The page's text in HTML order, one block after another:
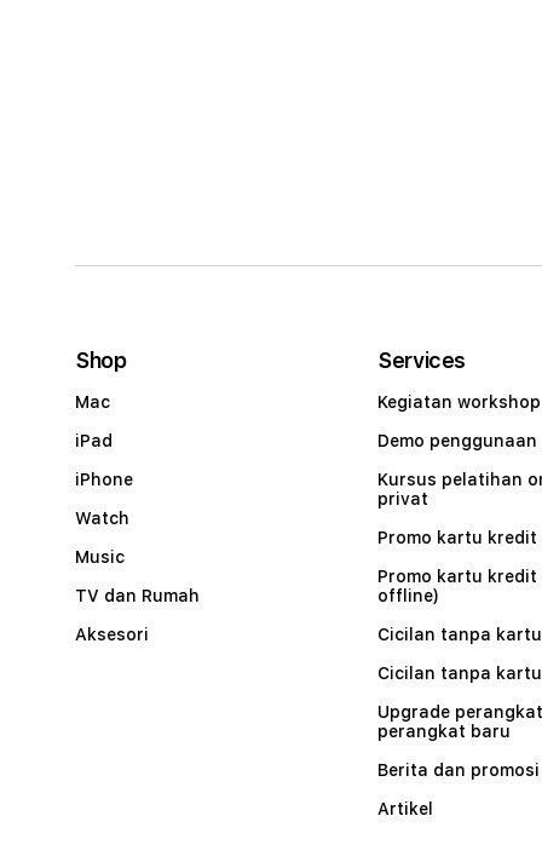
Shop
Mac
iPad
iPhone
Watch
Music
TV dan Rumah
Aksesori
Services
Kegiatan workshop
Demo penggunaan
Kursus pelatihan
privat
Promo kartu kredit
Promo kartu kredit
offline)
Cicilan tanpa
Cicilan tanpa
Upgrade
perangkat baru
Berita dan promosi
Artikel